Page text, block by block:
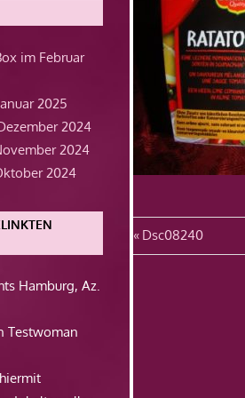
Vorheriger
Beitrag:
Dsc08240
im Februar
2025
2024
2024
2024
Hamburg, Az.
Testwoman